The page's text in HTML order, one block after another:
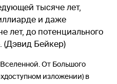
тысяче лет,
и даже
лет, до потенциального
(Дэвид Бейкер)
От Большого
изложении) в